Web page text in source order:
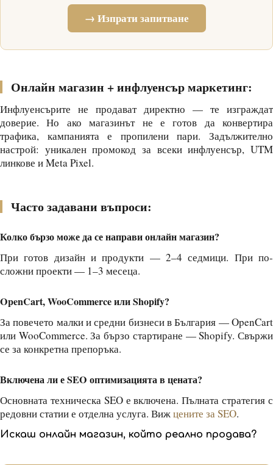
→ Изпрати запитване
Онлайн магазин + инфлуенсър маркетинг:
Инфлуенсърите не продават директно — те изграждат
доверие. Но ако магазинът не е готов да конвертира
трафика, кампанията е пропилени пари. Задължително
настрой: уникален промокод за всеки инфлуенсър, UTM
линкове и Meta Pixel.
Часто задавани въпроси:
Колко бързо може да се направи онлайн магазин?
При готов дизайн и продукти — 2–4 седмици. При по-
сложни проекти — 1–3 месеца.
OpenCart, WooCommerce или Shopify?
За повечето малки и средни бизнеси в България — OpenCart
или WooCommerce. За бързо стартиране — Shopify. Свържи
се за конкретна препоръка.
Включена ли е SEO оптимизацията в цената?
Основната техническа SEO е включена. Пълната стратегия с
редовни статии е отделна услуга. Вижцените за SEO.
Искаш онлайн магазин, който реално продава?